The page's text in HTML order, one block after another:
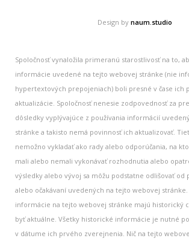
Design by naum.studio
Spoločnosť vynaložila primeranú starostlivosť na to,
informácie uvedené na tejto webovej stránke (nie
hypertextových prepojeniach) boli presné v čase ich
aktualizácie. Spoločnosť nenesie zodpovednosť za
dôsledky vyplývajúce z používania informácií
stránke a takisto nemá povinnosť ich aktualizovať.
nemožno vykladať ako rady alebo odporúčania, na
mali alebo nemali vykonávať rozhodnutia alebo
výsledky alebo vývoj sa môžu podstatne odlišovať od
alebo očakávaní uvedených na tejto webovej
informácie na tejto webovej stránke majú historický
byť aktuálne. Všetky historické informácie je nutné
v dátume ich prvého zverejnenia. Nič na tejto